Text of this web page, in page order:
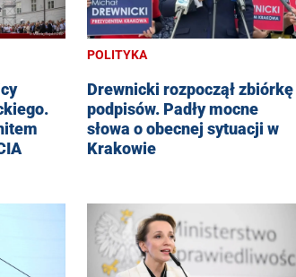
POLITYKA
Drewnicki rozpoczął zbiórkę
podpisów. Padły mocne
słowa o obecnej sytuacji w
Krakowie